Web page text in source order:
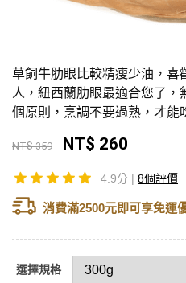
草飼牛肋眼比較精瘦少油，喜
人，紐西蘭肋眼最適合您了
個原則，烹調不要過熟，才能
NT$ 359 NT$ 260
4.9分 | 8個評價
消費滿2500元即可享免運
選擇規格